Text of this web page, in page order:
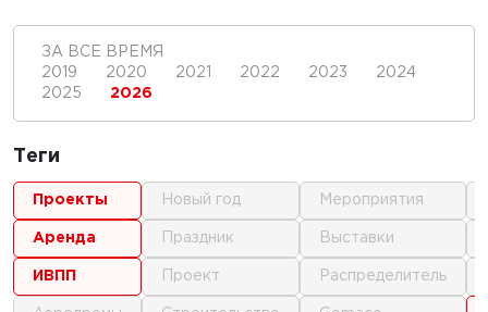
ЗА ВСЕ ВРЕМЯ
2019
2020 2021 2022 2023
2024
2025
2026
Теги
проекты
аренда
ИВПП
новый год
праздник
проект
мероприятия
выставки
распределитель